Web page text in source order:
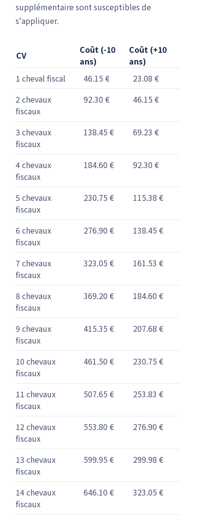
supplémentaire sont susceptibles de
s'appliquer.
CV
Coût (-10
ans)
Coût (+10
ans)
1 cheval fiscal
46.15 €
23.08 €
2 chevaux
fiscaux
92.30 € 46.15 €
3 chevaux
fiscaux
138.45 € 69.23 €
4 chevaux
fiscaux
184.60 € 92.30 €
5 chevaux
fiscaux
230.75 € 115.38 €
6 chevaux
fiscaux
276.90 € 138.45 €
7 chevaux
fiscaux
323.05 € 161.53 €
8 chevaux
fiscaux
369.20 € 184.60 €
9 chevaux
fiscaux
415.35 € 207.68 €
10 chevaux
fiscaux
461.50 € 230.75 €
11 chevaux
fiscaux
507.65 € 253.83 €
12 chevaux
fiscaux
553.80 € 276.90 €
13 chevaux
fiscaux
599.95 € 299.98 €
14 chevaux
fiscaux
646.10 € 323.05 €